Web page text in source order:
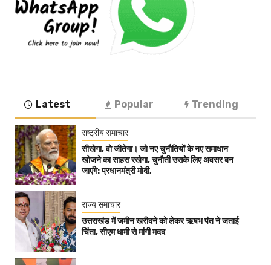
Latest Popular Trending
राष्ट्रीय समाचार
सीखेगा, वो जीतेगा। जो नए चुनौतियों के नए समाधान
खोजने का साहस रखेगा, चुनौती उसके लिए अवसर बन
जाएंगे: प्रधानमंत्री मोदी,
राज्य समाचार
उत्तराखंड में जमीन खरीदने को लेकर ऋषभ पंत ने जताई
चिंता, सीएम धामी से मांगी मदद